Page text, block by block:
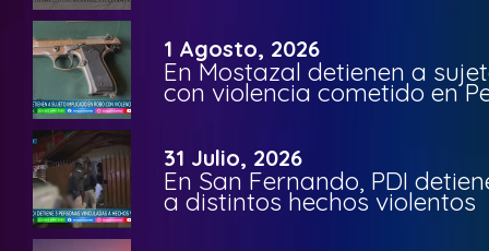
1 Agosto, 2026
En Mostazal detienen a
con violencia cometido en
31 Julio, 2026
En San Fernando, PDI
a distintos hechos violentos